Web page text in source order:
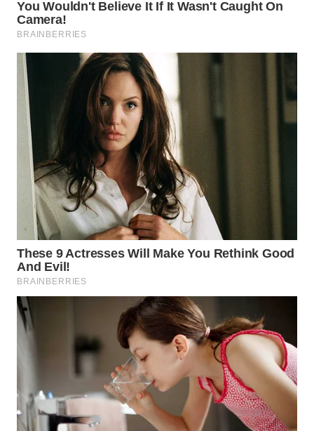
WN
INDRAMAYU
KUNINGAN
WN
MAJALENGKA
WN
SUBANG
WN
SUKABUMI
WN
PURWAKARTA
WN
SEMARANG